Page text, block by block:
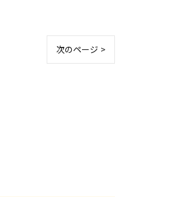
次のページ >